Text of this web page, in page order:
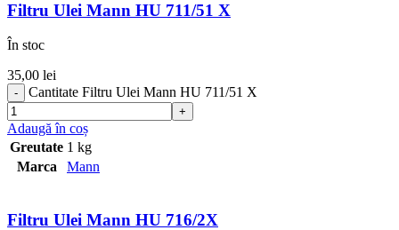
Filtru Ulei Mann HU 711/51 X
În stoc
35,00 lei
Cantitate Filtru Ulei Mann HU 711/51 X
Adaugă în coș
Greutate 1 kg
Marca
Mann
Filtru Ulei Mann HU 716/2X